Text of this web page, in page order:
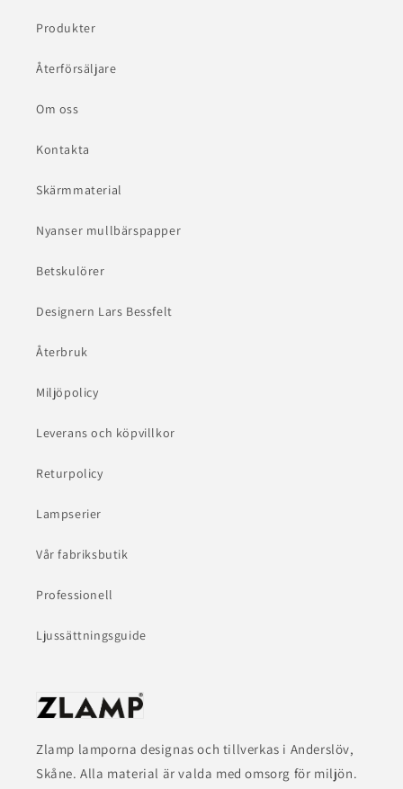
Produkter
Återförsäljare
Om oss
Kontakta
Skärmmaterial
Nyanser mullbärspapper
Betskulörer
Designern Lars Bessfelt
Återbruk
Miljöpolicy
Leverans och köpvillkor
Returpolicy
Lampserier
Vår fabriksbutik
Professionell
Ljussättningsguide
Zlamp lamporna designas och tillverkas i Anderslöv,
Skåne. Alla material är valda med omsorg för miljön.